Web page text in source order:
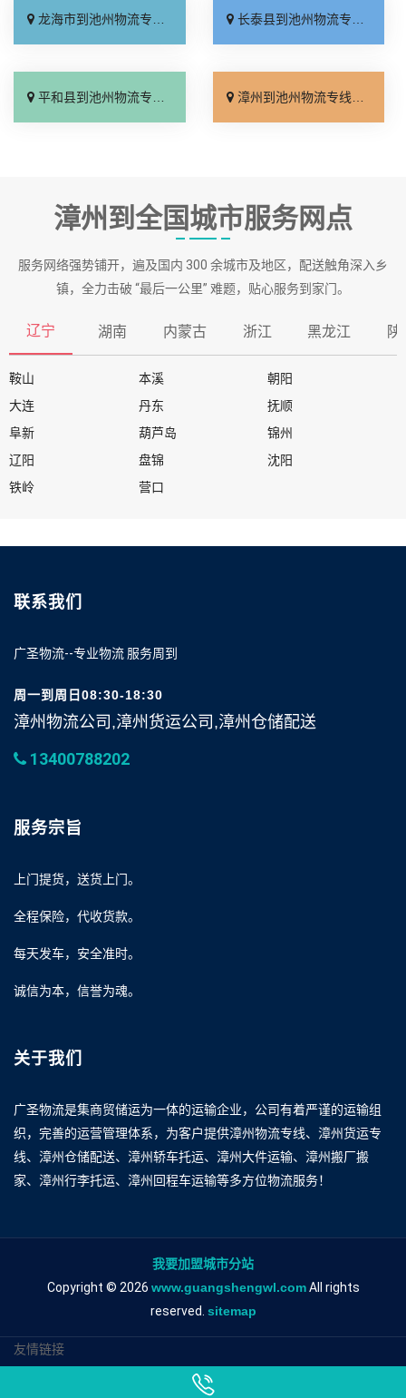
龙海市到池州物流专线_零担配货「专线快运」 长泰县到池州物流专线_每日发车「不随意加价」
平和县到池州物流专线_准时准点「送货上门」 漳州到池州物流专线_送货上门「天天发车」
漳州到全国城市服务网点
服务网络强势铺开，遍及国内 300 余城市及地区，配送触角深入乡
镇，全力击破 “最后一公里” 难题，贴心服务到家门。
辽宁 湖南 内蒙古 浙江 黑龙江 陕
鞍山 本溪
朝阳
大连
丹东
抚顺
阜新
葫芦岛
锦州
辽阳
盘锦
沈阳
铁岭
营口
联系我们
广圣物流--专业物流 服务周到
周一到周日08:30-18:30
漳州物流公司,漳州货运公司,漳州仓储配送
13400788202
服务宗旨
上门提货，送货上门。
全程保险，代收货款。
每天发车，安全准时。
诚信为本，信誉为魂。
关于我们
广圣物流是集商贸储运为一体的运输企业，公司有着严谨的运输组
织，完善的运营管理体系，为客户提供漳州物流专线、漳州货运专
线、漳州仓储配送、漳州轿车托运、漳州大件运输、漳州搬厂搬
家、漳州行李托运、漳州回程车运输等多方位物流服务！
我要加盟城市分站
Copyright © 2026 www.guangshengwl.comAll rights
reserved. sitemap
友情链接
漳州到池州物流公司